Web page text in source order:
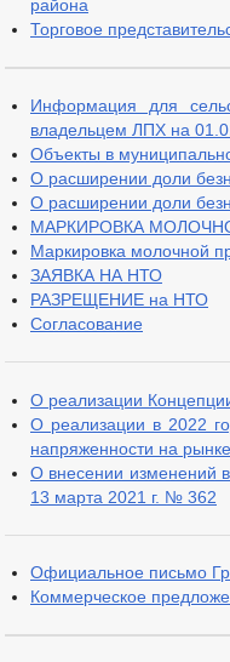
района
Торговое
Информация для
владельцем ЛПХ на
Объекты в
О расширении доли
О расширении доли
МАРКИРОВКА
Маркировка молочной
ЗАЯВКА НА НТО
РАЗРЕЩЕНИЕ на НТО
Согласование
О реализации
О реализации в 2022
напряженности на
О внесении изменений
13 марта 2021 г. № 362
Официальное письмо
Коммерческое